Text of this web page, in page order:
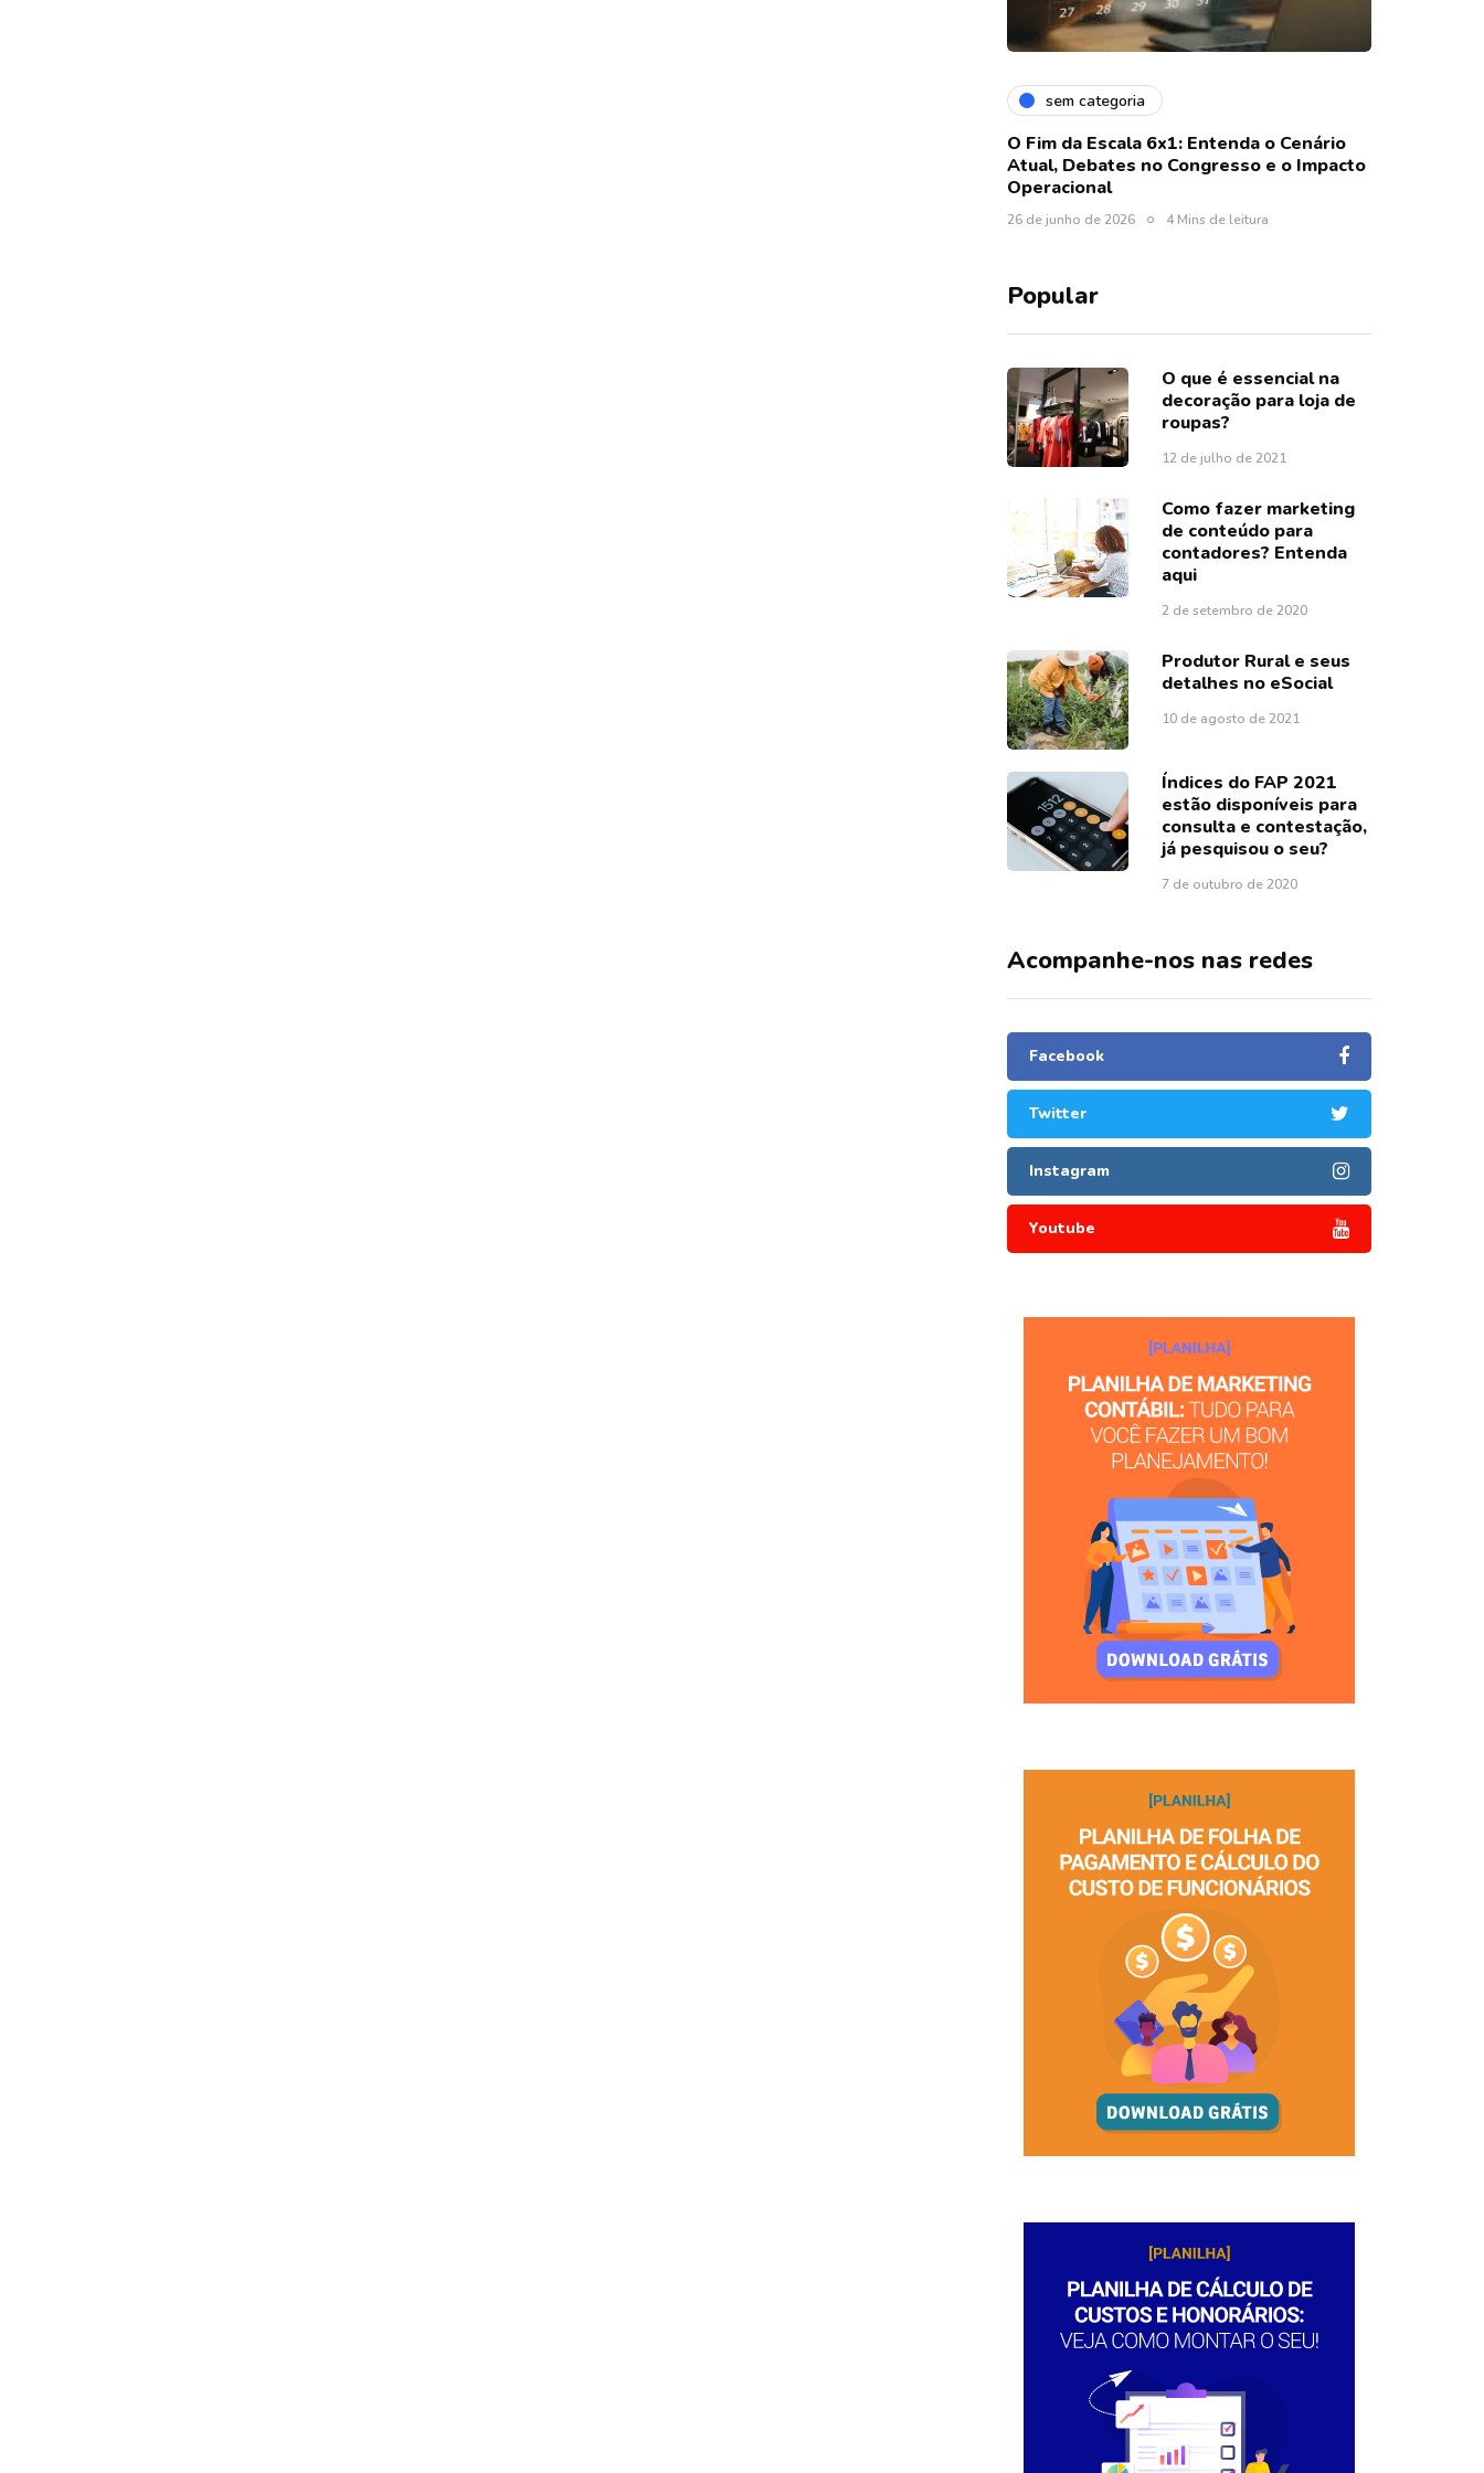
sem categoria
O Fim da Escala 6x1: Entenda o Cenário
Atual, Debates no Congresso e o Impacto
Operacional
26 de junho de 2026 4 Mins de leitura
Popular
O que é essencial na
decoração para loja de
roupas?
12 de julho de 2021
Como fazer marketing
de conteúdo para
contadores? Entenda
aqui
2 de setembro de 2020
Produtor Rural e seus
detalhes no eSocial
10 de agosto de 2021
Índices do FAP 2021
estão disponíveis para
consulta e contestação,
já pesquisou o seu?
7 de outubro de 2020
Acompanhe-nos nas redes
Facebook
Twitter
Instagram
Youtube